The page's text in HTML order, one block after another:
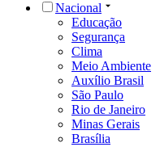
Nacional
Educação
Segurança
Clima
Meio Ambiente
Auxílio Brasil
São Paulo
Rio de Janeiro
Minas Gerais
Brasília